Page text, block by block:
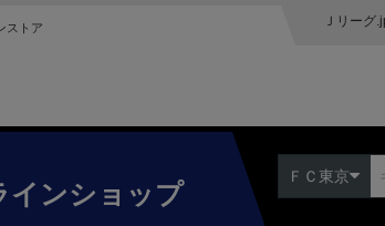
ストア Ｊリーグ
インショップ
ＦＣ東京